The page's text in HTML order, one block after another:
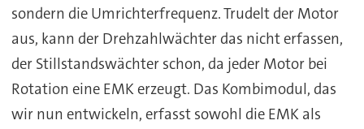
sondern die Umrichterfrequenz. Trudelt der Motor
aus, kann der Drehzahlwächter das nicht erfassen,
der Stillstandswächter schon, da jeder Motor bei
Rotation eine EMK erzeugt. Das Kombimodul, das
wir nun entwickeln, erfasst sowohl die EMK als